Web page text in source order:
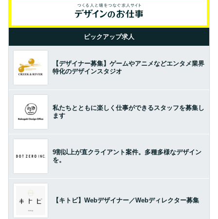
ピックアップ求人
【デザイナー募集】ゲームやアニメなどエンタメ業界
特化のデザインスタジオ
私たちとともに楽しく仕事ができるスタッフを募集し
ます
9割以上が直クライアント案件。多種多様なデザイン
を。
【キトビ】Webデザイナー／Webディレクター募集